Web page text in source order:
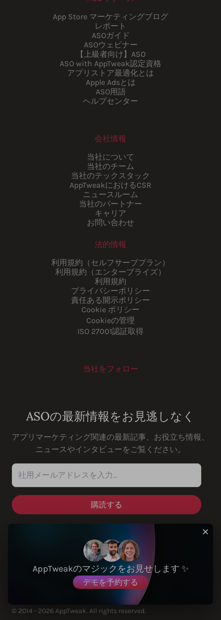
App Store マーケティングブログ
レポート
ASOガイド
ASOウェビナー
【上級者向け】ASO
ASO with AppTweak認定資格
アプリストア最適化とは
Apple Adsとは
ASO用語
ヘルプセンター
会社情報
当社について
当社のチーム
当社のテックスタック
AppTweakにおけるCSR
ニュースルーム
当社のパートナー
キャリア
お問い合わせ
法的情報
利用規約（セルフサーブプラン）
利用規約（エンタープライズ）
利用規約
プライバシーポリシー
責任ある開示ポリシー
Cookie ポリシー
Cookieの管理
ISO 27001認証取得
当社をフォロー
ASOの最新情報をお見逃しなく
アプリマーケティング関連の最新記事、お役立ち情報、
ニュースやインタビューをご覧ください。
社用メールアドレスを入力…
© 2014 - 2026 AppTweak. All rights reserved.
AppTweakのマジックをお見せします ✨
デモを予約する
✕